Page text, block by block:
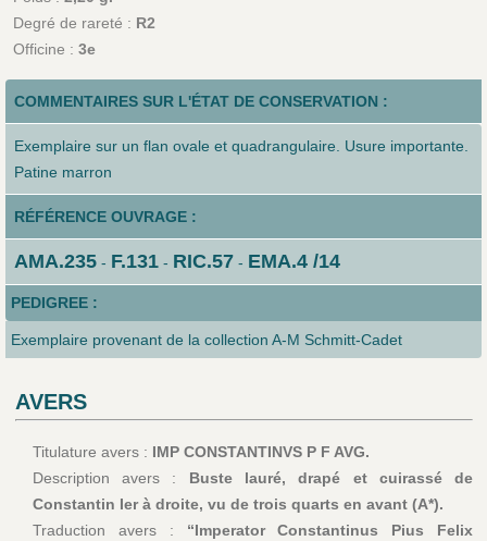
Degré de rareté : R2
Officine : 3e
COMMENTAIRES SUR L'ÉTAT DE CONSERVATION :
Exemplaire sur un flan ovale et quadrangulaire. Usure importante.
Patine marron
RÉFÉRENCE OUVRAGE :
AMA.235- F.131- RIC.57- EMA.4 /14
PEDIGREE :
Exemplaire provenant de la collection A-M Schmitt-Cadet
AVERS
Titulature avers : IMP CONSTANTINVS P F AVG.
Description avers : Buste lauré, drapé et cuirassé de
Constantin Ier à droite, vu de trois quarts en avant (A*).
Traduction avers : “Imperator Constantinus Pius Felix